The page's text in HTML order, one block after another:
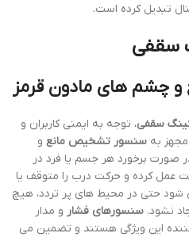
تبدیل کرده است.
سقفی
چشم های مادون قرمز
سقفی، توجه به ایمنی کاربران و
به سنسور تشخیص مانع و
صورت برخورد هر جسم یا فرد در
کرده و حرکت درب را متوقف یا
حتی در محیط های پر تردد، هیچ
نشود. سنسورهای فشار و مدار
این ویژگی هستند و تضمین می